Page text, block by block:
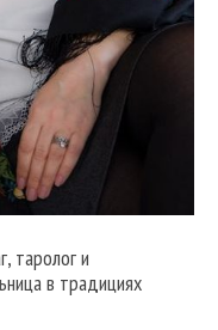
таролог и
в традициях